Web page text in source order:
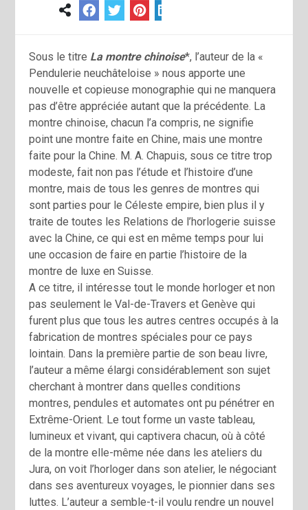
Sous le titre La montre chinoise*, l’auteur de la «
Pendulerie neuchâteloise » nous apporte une
nouvelle et copieuse monographie qui ne manquera
pas d’être appréciée autant que la précédente. La
montre chinoise, chacun l’a compris, ne signifie
point une montre faite en Chine, mais une montre
faite pour la Chine. M. A. Chapuis, sous ce titre trop
modeste, fait non pas l’étude et l’histoire d’une
montre, mais de tous les genres de montres qui
sont parties pour le Céleste empire, bien plus il y
traite de toutes les Relations de l’horlogerie suisse
avec la Chine, ce qui est en même temps pour lui
une occasion de faire en partie l’histoire de la
montre de luxe en Suisse.
A ce titre, il intéresse tout le monde horloger et non
pas seulement le Val-de-Travers et Genève qui
furent plus que tous les autres centres occupés à la
fabrication de montres spéciales pour ce pays
lointain. Dans la première partie de son beau livre,
l’auteur a même élargi considérablement son sujet
cherchant à montrer dans quelles conditions
montres, pendules et automates ont pu pénétrer en
Extrême-Orient. Le tout forme un vaste tableau,
lumineux et vivant, qui captivera chacun, où à côté
de la montre elle-même née dans les ateliers du
Jura, on voit l’horloger dans son atelier, le négociant
dans ses aventureux voyages, le pionnier dans ses
luttes. L’auteur a semble-t-il voulu rendre un nouvel